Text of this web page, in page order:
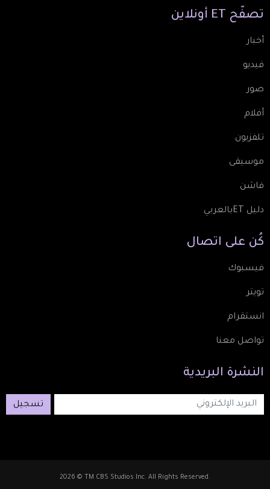
تصفّح ET أونلاين
أخبار
فيديو
صور
أفلام
تلفزيون
موسيقى
فاشن
دليل ETبالعربي
كُن على اتصال
فيسبوك
تويتر
انستقرام
تواصل معنا
النشرة البريدية
تسجيل
2026 © TM CBS Studios Inc. All Rights Reserved.